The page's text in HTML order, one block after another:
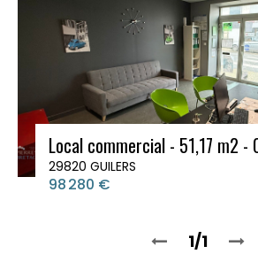
29820 GUILERS
98 280 €
1/1